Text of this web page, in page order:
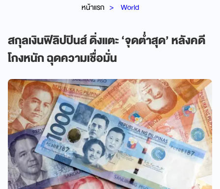
หน้าแรก World
สกุลเงินฟิลิปปินส์ ดิ่งแตะ ‘จุดต่ำสุด’ หลังคดี
โกงหนัก ฉุดความเชื่อมั่น